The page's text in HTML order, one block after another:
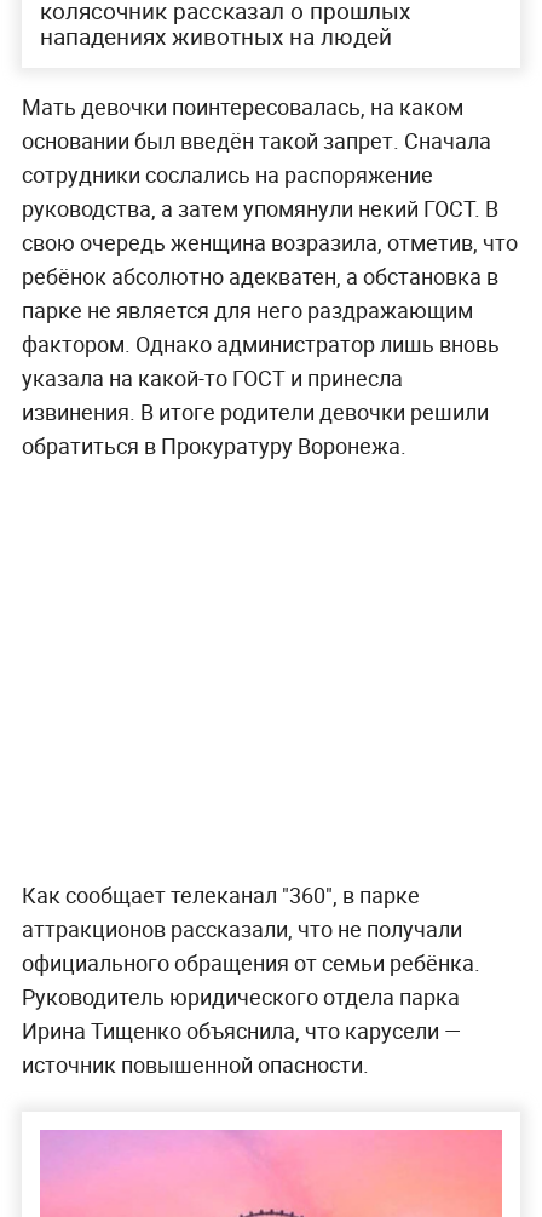
колясочник рассказал о прошлых
нападениях животных на людей
Мать девочки поинтересовалась, на каком
основании был введён такой запрет. Сначала
сотрудники сослались на распоряжение
руководства, а затем упомянули некий ГОСТ. В
свою очередь женщина возразила, отметив, что
ребёнок абсолютно адекватен, а обстановка в
парке не является для него раздражающим
фактором. Однако администратор лишь вновь
указала на какой-то ГОСТ и принесла
извинения. В итоге родители девочки решили
обратиться в Прокуратуру Воронежа.
Как сообщает телеканал "360", в парке
аттракционов рассказали, что не получали
официального обращения от семьи ребёнка.
Руководитель юридического отдела парка
Ирина Тищенко объяснила, что карусели —
источник повышенной опасности.